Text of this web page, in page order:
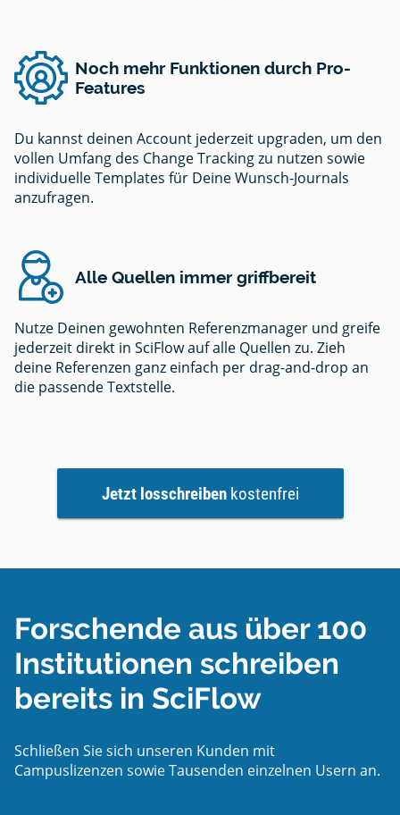
Noch mehr Funktionen durch Pro-
Features
Du kannst deinen Account jederzeit upgraden, um den
vollen Umfang des Change Tracking zu nutzen sowie
individuelle Templates für Deine Wunsch-Journals
anzufragen.
Alle Quellen immer griffbereit
Nutze Deinen gewohnten Referenzmanager und greife
jederzeit direkt in SciFlow auf alle Quellen zu. Zieh
deine Referenzen ganz einfach per drag-and-drop an
die passende Textstelle.
Jetzt losschreibenkostenfrei
Forschende aus über 100
Institutionen schreiben
bereits in SciFlow
Schließen Sie sich unseren Kunden mit
Campuslizenzen sowie Tausenden einzelnen Usern an.